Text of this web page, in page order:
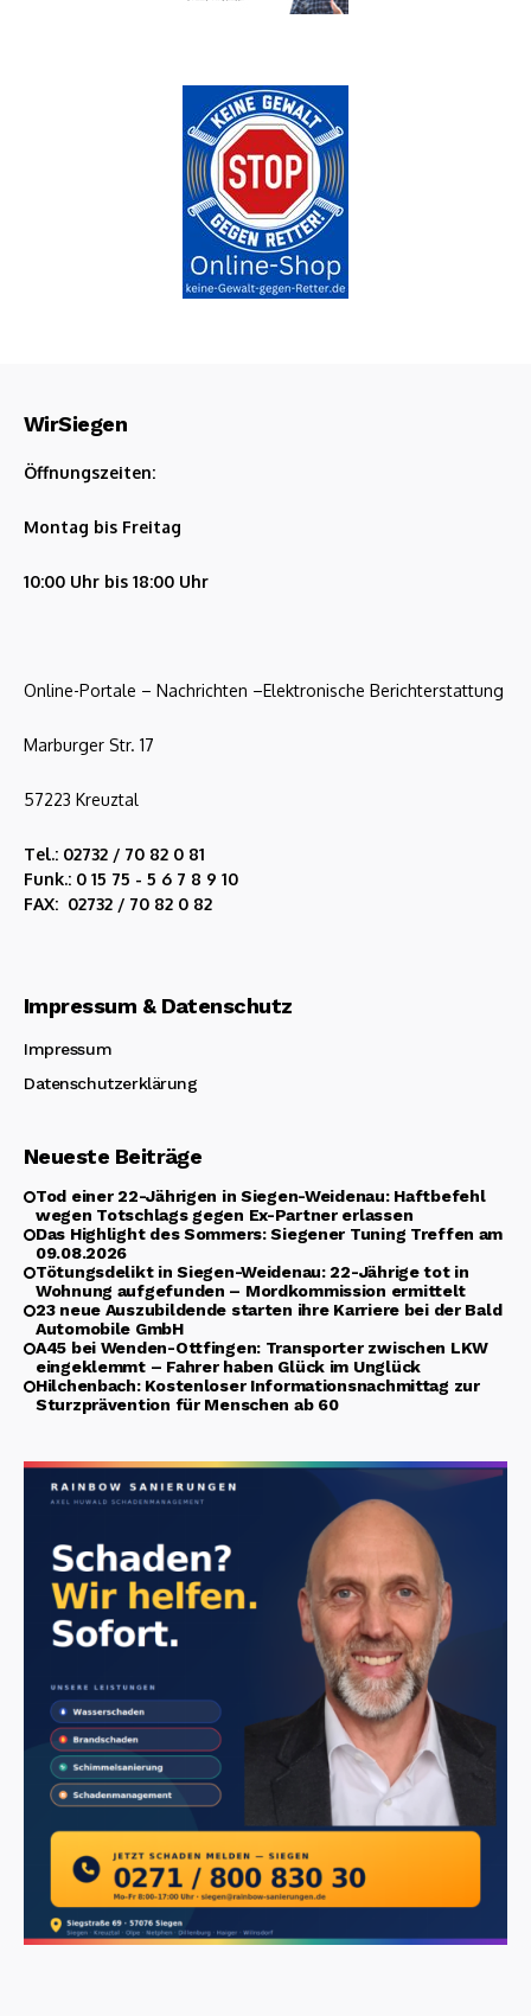
WirSiegen
Öffnungszeiten:
Montag bis Freitag
10:00 Uhr bis 18:00 Uhr
Online-Portale – Nachrichten –Elektronische Berichterstattung
Marburger Str. 17
57223 Kreuztal
Tel.: 02732 / 70 82 0 81
Funk.: 0 15 75 - 5 6 7 8 9 10
FAX: 02732 / 70 82 0 82
Impressum & Datenschutz
Impressum
Datenschutzerklärung
Neueste Beiträge
Tod einer 22-Jährigen in Siegen-Weidenau: Haftbefehl
wegen Totschlags gegen Ex-Partner erlassen
Das Highlight des Sommers: Siegener Tuning Treffen am
09.08.2026
Tötungsdelikt in Siegen-Weidenau: 22-Jährige tot in
Wohnung aufgefunden – Mordkommission ermittelt
23 neue Auszubildende starten ihre Karriere bei der Bald
Automobile GmbH
A45 bei Wenden-Ottfingen: Transporter zwischen LKW
eingeklemmt – Fahrer haben Glück im Unglück
Hilchenbach: Kostenloser Informationsnachmittag zur
Sturzprävention für Menschen ab 60